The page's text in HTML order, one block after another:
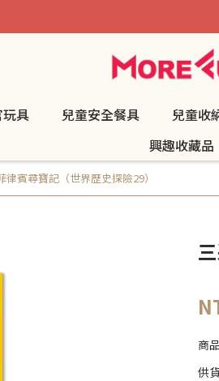
具 兒童安全餐具 兒童收
興趣收藏品
賓尋寶記（世界歷史探險29）
商
供